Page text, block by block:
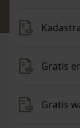
Gratis
Gratis